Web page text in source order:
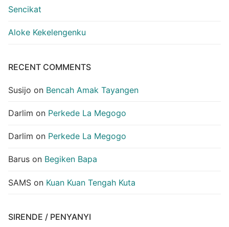
Sencikat
Aloke Kekelengenku
RECENT COMMENTS
Susijo on Bencah Amak Tayangen
Darlim on Perkede La Megogo
Darlim on Perkede La Megogo
Barus on Begiken Bapa
SAMS on Kuan Kuan Tengah Kuta
SIRENDE / PENYANYI